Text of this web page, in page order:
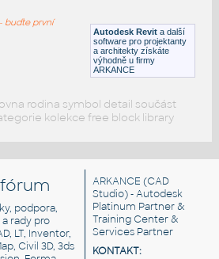
zástěna NSKDS 1-100-75
Autodesk Revit a další
software pro projektanty
a architekty získáte
výhodně u firmy
ARKANCE
buďte první
rodina symbol detail součást
kolekce free block library
fórum
podpora,
rady pro
LT, Inventor,
Civil 3D, 3ds
ARKANCE (CAD
Studio) - Autodesk
Platinum Partner &
Training Center &
Services Partner
KONTAKT: